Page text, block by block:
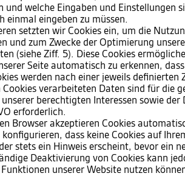
und welche Eingaben und Einstellungen
einmal eingeben zu müssen.
setzten wir Cookies ein, um die
und zum Zwecke der Optimierung
(siehe Ziff. 5). Diese Cookies
Seite automatisch zu erkennen,
werden nach einer jeweils
Cookies verarbeiteten Daten sind für die
berechtigten Interessen sowie der
erforderlich.
Browser akzeptieren Cookies
konfigurieren, dass keine Cookies auf
stets ein Hinweis erscheint, bevor ein
Deaktivierung von Cookies kann
unserer Website nutzen